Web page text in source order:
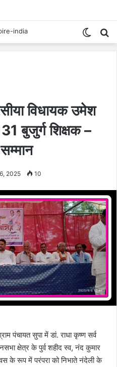
विधायक उमेश
बुजुर्ग शिक्षक –
2025 10
पंचायत सुपा में डां. राधा कृष्ण सर्व
क्षेत्र के पुर्व शहीद स्व, नंद कुमार
के रूप में परंपरा को निभाते नंदेली के